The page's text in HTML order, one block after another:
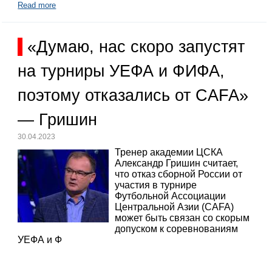
Read more
«Думаю, нас скоро запустят
на турниры УЕФА и ФИФА,
поэтому отказались от CAFA»
— Гришин
30.04.2023
Тренер академии ЦСКА
Александр Гришин считает,
что отказ сборной России от
участия в турнире
Футбольной Ассоциации
Центральной Азии (CAFA)
может быть связан со скорым
допуском к соревнованиям
УЕФА и Ф